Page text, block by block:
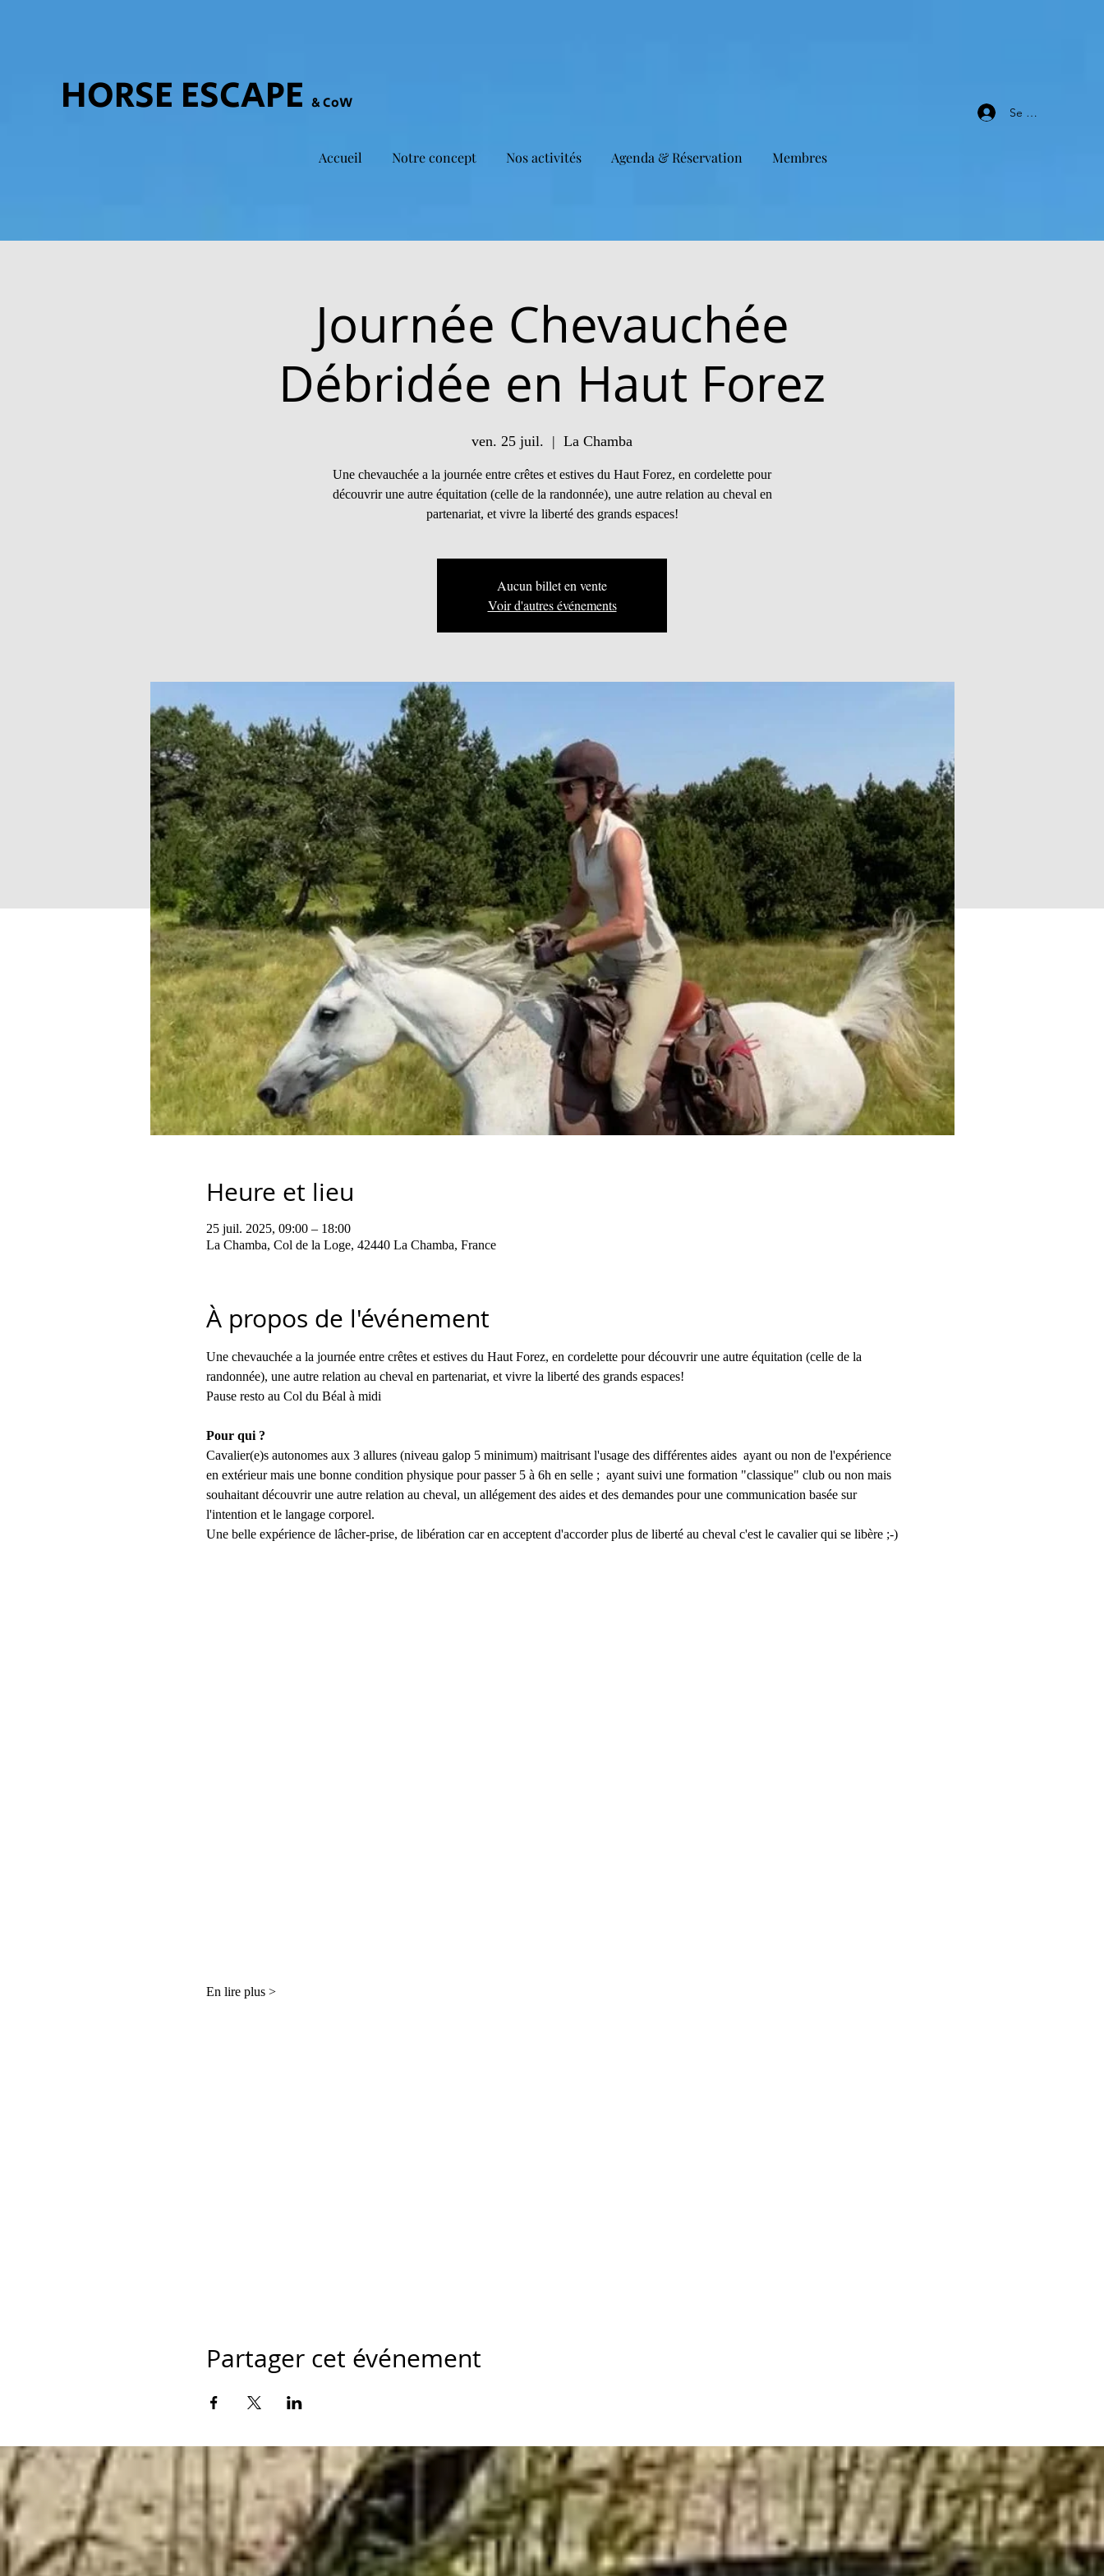
HORSE ESCAPE & CoW Se connecter
Accueil Notre concept Nos activités Agenda & Réservation Membres
Journée Chevauchée
Débridée en Haut Forez
ven. 25 juil.
  |
La Chamba
Une chevauchée a la journée entre crêtes et estives du Haut Forez, en cordelette pour
découvrir une autre équitation (celle de la randonnée), une autre relation au cheval en
partenariat, et vivre la liberté des grands espaces!
Aucun billet en vente
Voir d'autres événements
Heure et lieu
25 juil. 2025, 09:00 – 18:00
La Chamba, Col de la Loge, 42440 La Chamba, France
À propos de l'événement
Une chevauchée a la journée entre crêtes et estives du Haut Forez, en cordelette pour découvrir une autre équitation (celle de la
randonnée), une autre relation au cheval en partenariat, et vivre la liberté des grands espaces!
Pause resto au Col du Béal à midi
Pour qui ?
Cavalier(e)s autonomes aux 3 allures (niveau galop 5 minimum) maitrisant l'usage des différentes aides  ayant ou non de l'expérience
en extérieur mais une bonne condition physique pour passer 5 à 6h en selle ;  ayant suivi une formation "classique" club ou non mais
souhaitant découvrir une autre relation au cheval, un allégement des aides et des demandes pour une communication basée sur
l'intention et le langage corporel.
Une belle expérience de lâcher-prise, de libération car en acceptent d'accorder plus de liberté au cheval c'est le cavalier qui se libère ;-)
En lire plus >
Partager cet événement